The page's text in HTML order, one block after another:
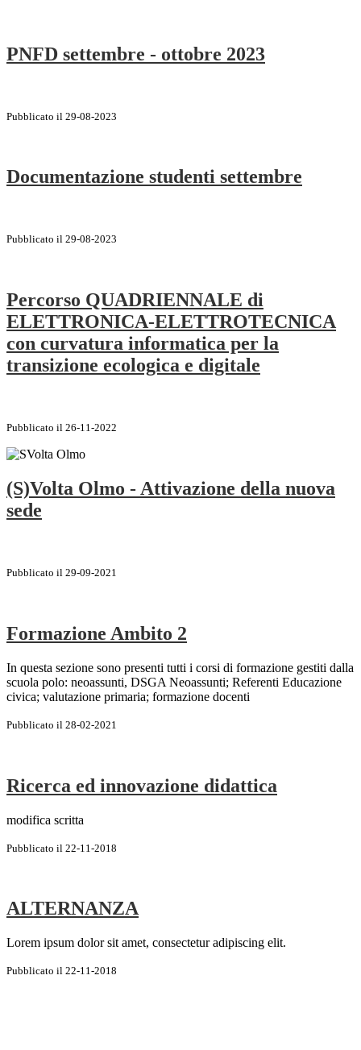
PNFD settembre - ottobre 2023
Pubblicato il 29-08-2023
Documentazione studenti settembre
Pubblicato il 29-08-2023
Percorso QUADRIENNALE di
ELETTRONICA-ELETTROTECNICA
con curvatura informatica per la
transizione ecologica e digitale
Pubblicato il 26-11-2022
(S)Volta Olmo - Attivazione della nuova
sede
Pubblicato il 29-09-2021
Formazione Ambito 2
In questa sezione sono presenti tutti i corsi di formazione gestiti dalla
scuola polo: neoassunti, DSGA Neoassunti; Referenti Educazione
civica; valutazione primaria; formazione docenti
Pubblicato il 28-02-2021
Ricerca ed innovazione didattica
modifica scritta
Pubblicato il 22-11-2018
ALTERNANZA
Lorem ipsum dolor sit amet, consectetur adipiscing elit.
Pubblicato il 22-11-2018